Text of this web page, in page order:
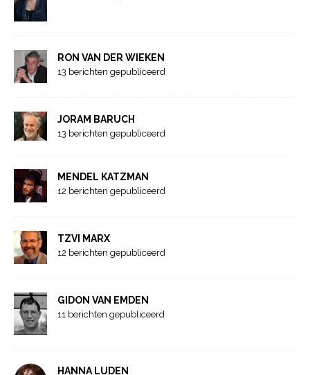
RON VAN DER WIEKEN
13 berichten gepubliceerd
JORAM BARUCH
13 berichten gepubliceerd
MENDEL KATZMAN
12 berichten gepubliceerd
TZVI MARX
12 berichten gepubliceerd
GIDON VAN EMDEN
11 berichten gepubliceerd
HANNA LUDEN